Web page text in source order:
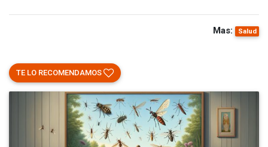
Mas: Salud
TE LO RECOMENDAMOS